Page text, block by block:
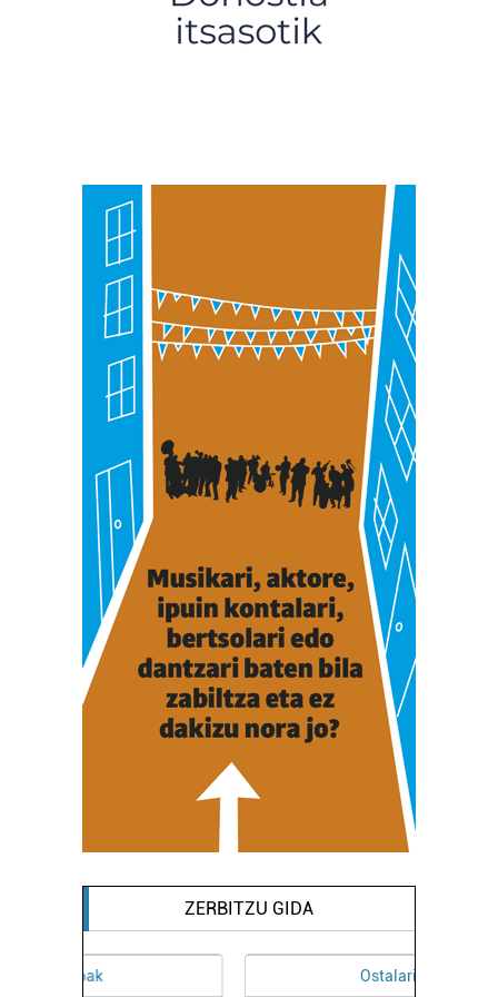
fitxategiak erabiltzen ditu. Zure esperientzia eta
zerbitzuak hobetzeko asmoz, cookie teknologiaz
ZERBITZU GIDA